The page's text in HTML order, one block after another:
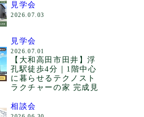
見学会
2026.07.03
見学会
2026.07.01
【大和高田市田井】浮
孔駅徒歩4分｜1階中心
に暮らせるテクノスト
ラクチャーの家 完成見
相談会